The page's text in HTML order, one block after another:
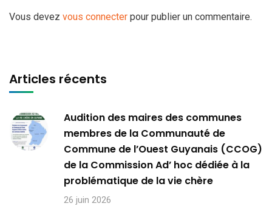
Vous devez vous connecter pour publier un commentaire.
Articles récents
Audition des maires des communes
membres de la Communauté de
Commune de l’Ouest Guyanais (CCOG)
de la Commission Ad’ hoc dédiée à la
problématique de la vie chère
26 juin 2026